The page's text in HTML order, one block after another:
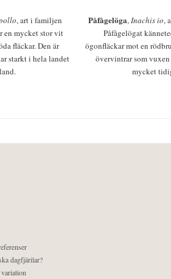
, art i familjen
en mycket stor vit
fläckar. Den är
starkt i hela landet
Påfågelöga,Inachis io,
Påfågelögat
ögonfläckar mot en
övervintrar som
mycket
dagfjärilar?